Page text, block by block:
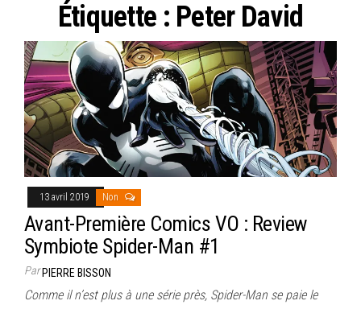
Étiquette : Peter David
13 avril 2019 Non
Avant-Première Comics VO : Review
Symbiote Spider-Man #1
ParPIERRE BISSON
Comme il n’est plus à une série près, Spider-Man se paie le